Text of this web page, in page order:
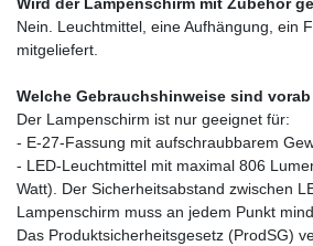
Wird der Lampenschirm mit Zubehör
Nein. Leuchtmittel, eine Aufhängung, ein
mitgeliefert.
Welche Gebrauchshinweise sind
Der Lampenschirm ist nur geeignet für:
- E-27-Fassung mit aufschraubbarem
- LED-Leuchtmittel mit maximal 806
Watt). Der Sicherheitsabstand zwischen
Lampenschirm muss an jedem Punkt
Das Produktsicherheitsgesetz (ProdSG)